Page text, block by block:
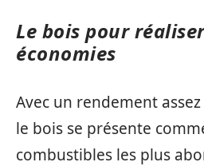
Le bois pour
économies
Avec un rendement
le bois se présente
combustibles les plus